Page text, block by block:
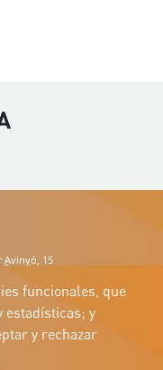
Avinyó, 15
Barcelona
funcionales, que
estadísticas; y
y rechazar